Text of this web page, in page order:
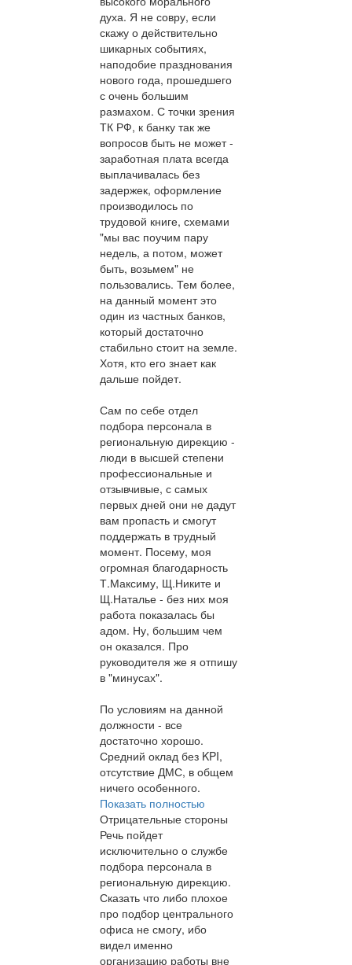
духа. Я не совру, если
скажу о действительно
шикарных событиях,
наподобие празднования
нового года, прошедшего
с очень большим
размахом. С точки зрения
ТК РФ, к банку так же
вопросов быть не может -
заработная плата всегда
выплачивалась без
задержек, оформление
производилось по
трудовой книге, схемами
"мы вас поучим пару
недель, а потом, может
быть, возьмем" не
пользовались. Тем более,
на данный момент это
один из частных банков,
который достаточно
стабильно стоит на земле.
Хотя, кто его знает как
дальше пойдет.
Сам по себе отдел
подбора персонала в
региональную дирекцию -
люди в высшей степени
профессиональные и
отзывчивые, с самых
первых дней они не дадут
вам пропасть и смогут
поддержать в трудный
момент. Посему, моя
огромная благодарность
Т.Максиму, Щ.Никите и
Щ.Наталье - без них моя
работа показалась бы
адом. Ну, большим чем
он оказался. Про
руководителя же я отпишу
в "минусах".
По условиям на данной
должности - все
достаточно хорошо.
Средний оклад без KPI,
отсутствие ДМС, в общем
ничего особенного.
Показать полностью
Отрицательные стороны
Речь пойдет
исключительно о службе
подбора персонала в
региональную дирекцию.
Сказать что либо плохое
про подбор центрального
офиса не смогу, ибо
видел именно
организацию работы вне